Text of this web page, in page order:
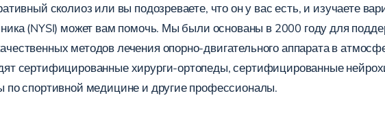
сколиоз или вы подозреваете, что он у вас есть, и изучаете
(NYSI) может вам помочь. Мы были основаны в 2000 году для
методов лечения опорно-двигательного аппарата в
сертифицированные хирурги-ортопеды, сертифицированные
по спортивной медицине и другие профессионалы.